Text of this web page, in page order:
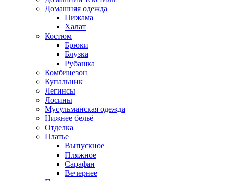
Домашняя одежда
Пижама
Халат
Костюм
Брюки
Блузка
Рубашка
Комбинезон
Купальник
Легинсы
Лосины
Мусульманская одежда
Нижнее бельё
Отделка
Платье
Выпускное
Пляжное
Сарафан
Вечернее